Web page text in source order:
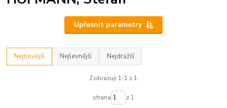
Upřesnit parametry
Nejnovější Nejlevnější Nejdražší
Zobrazuji 1-1 z 1
strana z 1